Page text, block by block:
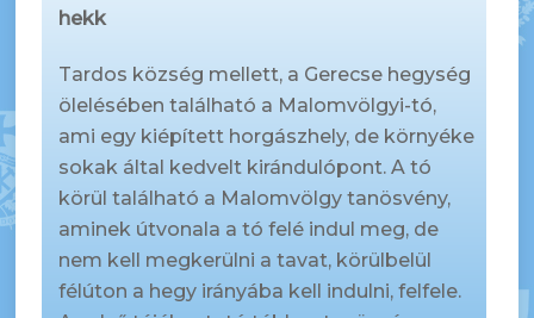
hekk
Tardos község mellett, a Gerecse hegység
ölelésében található a Malomvölgyi-tó,
ami egy kiépített horgászhely, de környéke
sokak által kedvelt kirándulópont. A tó
körül található a Malomvölgy tanösvény,
aminek útvonala a tó felé indul meg, de
nem kell megkerülni a tavat, körülbelül
félúton a hegy irányába kell indulni, felfele.